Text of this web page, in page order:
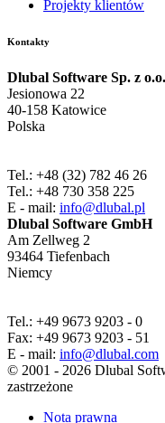
Projekty klientów
Kontakty
Dlubal Software Sp. z o.o.
Jesionowa 22
40-158 Katowice
Polska
Tel.: +48 (32) 782 46 26
Tel.: +48 730 358 225
E - mail: info@dlubal.pl
Dlubal Software GmbH
Am Zellweg 2
93464 Tiefenbach
Niemcy
Tel.: +49 9673 9203 - 0
Fax: +49 9673 9203 - 51
E - mail: info@dlubal.com
© 2001 - 2026 Dlubal
zastrzeżone
Nota prawna